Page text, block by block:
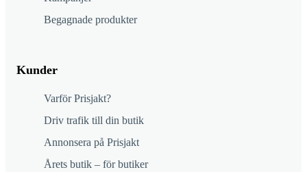
Begagnade produkter
Kunder
Varför Prisjakt?
Driv trafik till din butik
Annonsera på Prisjakt
Årets butik – för butiker